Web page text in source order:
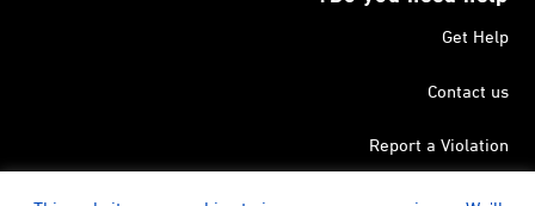
Get Help
Contact us
Report a Violation
Search in the Terrorism List